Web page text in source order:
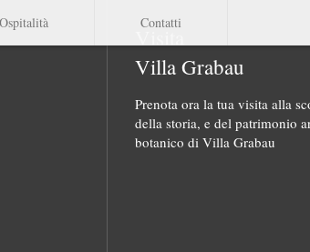
Ospitalità Contatti
Villa Grabau
Prenota ora la tua visita alla
della storia, e del patrimonio
botanico di Villa Grabau